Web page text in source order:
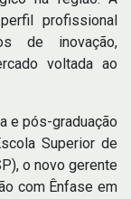
profissional
de inovação,
voltada ao
e pós-graduação
Superior de
o novo gerente
com Ênfase em